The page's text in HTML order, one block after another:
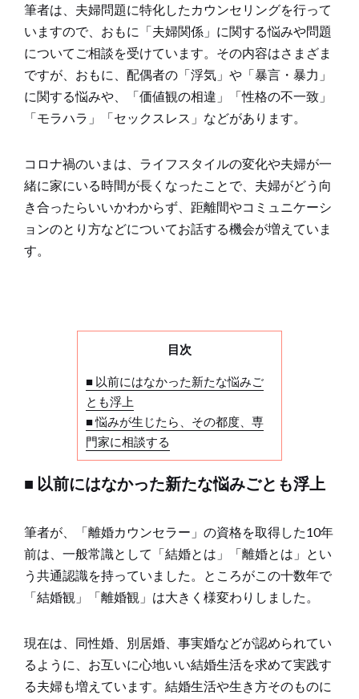
筆者は、夫婦問題に特化したカウンセリングを行って
いますので、おもに「夫婦関係」に関する悩みや問題
についてご相談を受けています。その内容はさまざま
ですが、おもに、配偶者の「浮気」や「暴言・暴力」
に関する悩みや、「価値観の相違」「性格の不一致」
「モラハラ」「セックスレス」などがあります。
コロナ禍のいまは、ライフスタイルの変化や夫婦が一
緒に家にいる時間が長くなったことで、夫婦がどう向
き合ったらいいかわからず、距離間やコミュニケーシ
ョンのとり方などについてお話する機会が増えていま
す。
目次
■ 以前にはなかった新たな悩みご
とも浮上
■ 悩みが生じたら、その都度、専
門家に相談する
■ 以前にはなかった新たな悩みごとも浮上
筆者が、「離婚カウンセラー」の資格を取得した10年
前は、一般常識として「結婚とは」「離婚とは」とい
う共通認識を持っていました。ところがこの十数年で
「結婚観」「離婚観」は大きく様変わりしました。
現在は、同性婚、別居婚、事実婚などが認められてい
るように、お互いに心地いい結婚生活を求めて実践す
る夫婦も増えています。結婚生活や生き方そのものに